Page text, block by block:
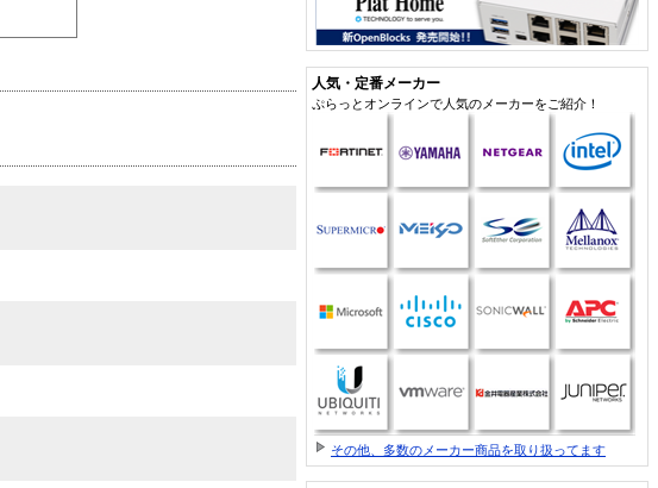
人気・定番メーカー
ぷらっとオンラインで人気のメーカーをご紹介！
その他、多数のメーカー商品を取り扱ってます